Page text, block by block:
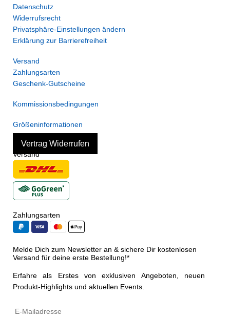
Datenschutz
Widerrufsrecht
Privatsphäre-Einstellungen ändern
Erklärung zur Barrierefreiheit
Versand
Zahlungsarten
Geschenk-Gutscheine
Kommissionsbedingungen
Größeninformationen
Vertrag Widerrufen
Versand
Zahlungsarten
Melde Dich zum Newsletter an & sichere Dir kostenlosen
Versand für deine erste Bestellung!*
Erfahre als Erstes von exklusiven Angeboten, neuen
Produkt-Highlights und aktuellen Events.